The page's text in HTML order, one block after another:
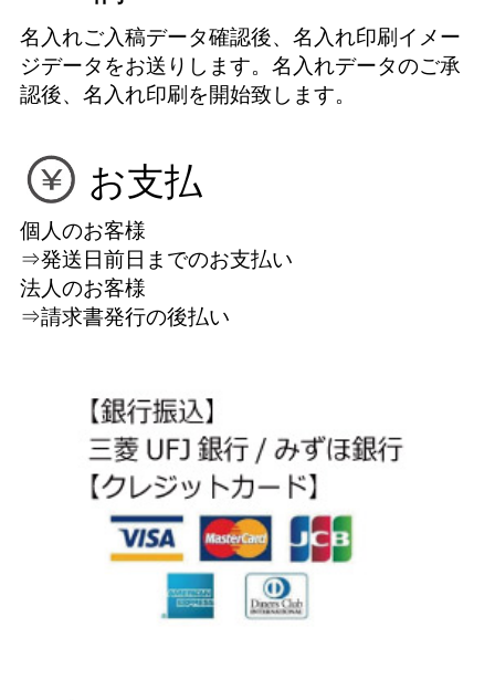
名入れご入稿データ確認後、名入れ印刷イメー
ジデータをお送りします。名入れデータのご承
認後、名入れ印刷を開始致します。
お支払
個人のお客様
⇒発送日前日までのお支払い
法人のお客様
⇒請求書発行の後払い